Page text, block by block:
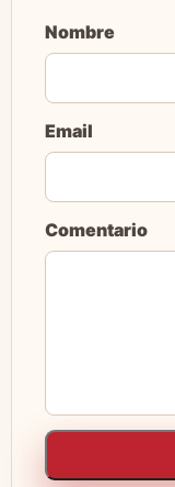
Nombre
Email
Comentario